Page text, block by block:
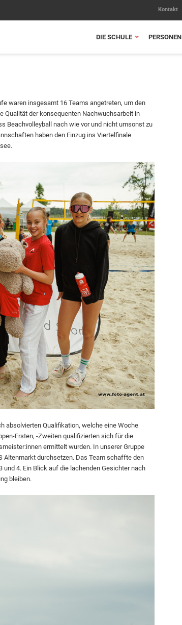
Kontakt
DIE SCHULE PERSONEN
waren insgesamt 16 Teams angetreten, um den
Qualität der konsequenten Nachwuchsarbeit in
Beachvolleyball nach wie vor und nicht umsonst zu
haben den Einzug ins Viertelfinale
absolvierten Qualifikation, welche eine Woche
Ersten, -Zweiten qualifizierten sich für die
ermittelt wurden. In unserer Gruppe
Altenmarkt durchsetzen. Das Team schaffte den
4. Ein Blick auf die lachenden Gesichter nach
bleiben.